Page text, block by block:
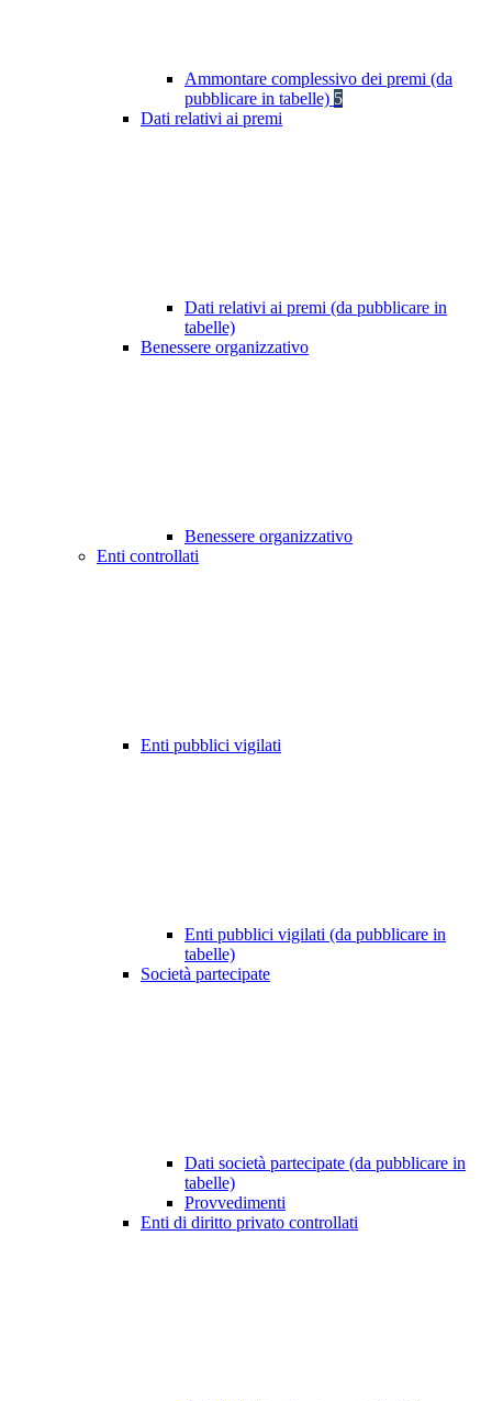
Ammontare complessivo dei premi (da
pubblicare in tabelle) 5
Dati relativi ai premi
Dati relativi ai premi (da pubblicare in
tabelle)
Benessere organizzativo
Benessere organizzativo
Enti controllati
Enti pubblici vigilati
Enti pubblici vigilati (da pubblicare in
tabelle)
Società partecipate
Dati società partecipate (da pubblicare in
tabelle)
Provvedimenti
Enti di diritto privato controllati